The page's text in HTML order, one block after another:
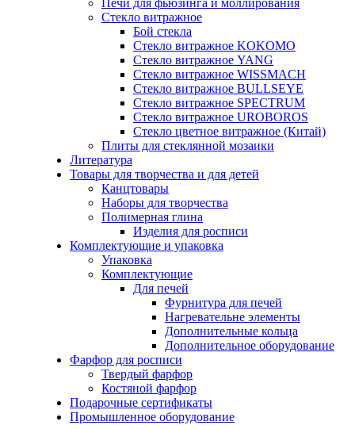
Печи для фьюзинга и моллирования
Стекло витражное
Бой стекла
Стекло витражное KOKOMO
Стекло витражное YANG
Стекло витражное WISSMACH
Стекло витражное BULLSEYE
Стекло витражное SPECTRUM
Стекло витражное UROBOROS
Стекло цветное витражное (Китай)
Плиты для стеклянной мозаики
Литература
Товары для творчества и для детей
Канцтовары
Наборы для творчества
Полимерная глина
Изделия для росписи
Комплектующие и упаковка
Упаковка
Комплектующие
Для печей
Фурнитура для печей
Нагревательне элементы
Дополнительные кольца
Дополнительное оборудование
Фарфор для росписи
Твердый фарфор
Костяной фарфор
Подарочные сертификаты
Промышленное оборудование